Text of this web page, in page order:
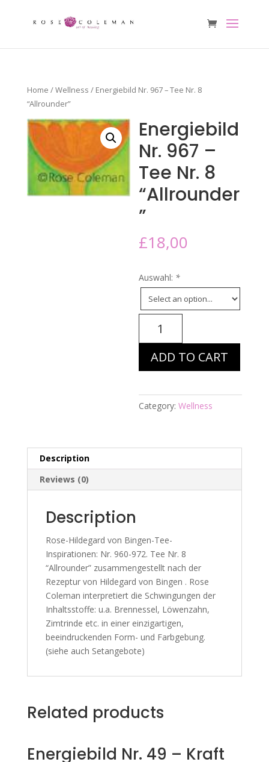
Home /Wellness / Energiebild Nr. 967 – Tee Nr. 8
“Allrounder”
Energiebild
Nr. 967 –
Tee Nr. 8
“Allrounder
”
£18,00
Auswahl: *
8
ADD TO CART
Category:Wellness
Description
Reviews (0)
Description
Rose-Hildegard von Bingen-Tee-
Inspirationen: Nr. 960-972. Tee Nr. 8
“Allrounder” zusammengestellt nach der
Rezeptur von Hildegard von Bingen . Rose
Coleman interpretiert die Schwingungen der
Inhaltsstoffe: u.a. Brennessel, Löwenzahn,
Zimtrinde etc. in einer einzigartigen,
beeindruckenden Form- und Farbgebung.
(siehe auch Setangebote)
Related products
Energiebild Nr. 49 – Kraft